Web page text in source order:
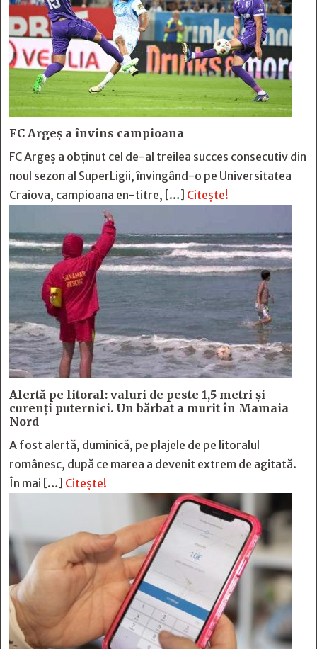
FC Argeş a învins campioana
FC Argeş a obţinut cel de-al treilea succes consecutiv din
noul sezon al SuperLigii, învingând-o pe Universitatea
Craiova, campioana en-titre, […] Citește!
Alertă pe litoral: valuri de peste 1,5 metri și
curenți puternici. Un bărbat a murit în Mamaia
Nord
A fost alertă, duminică, pe plajele de pe litoralul
românesc, după ce marea a devenit extrem de agitată.
În mai […] Citește!